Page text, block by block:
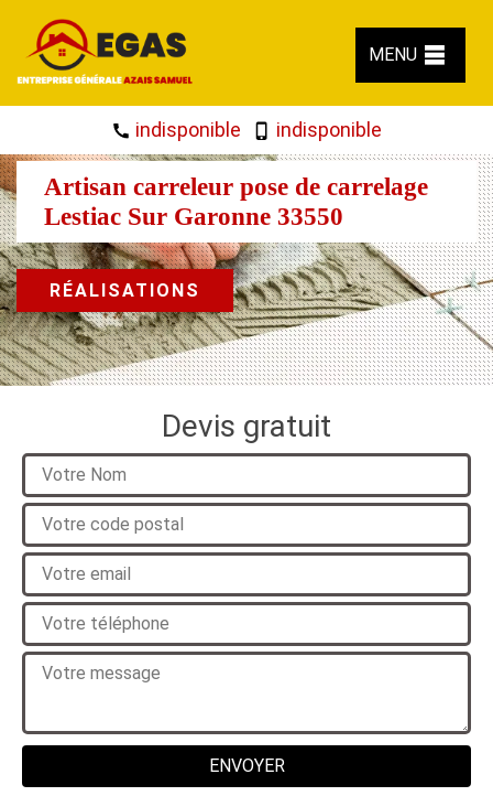
MENU
indisponible indisponible
Artisan carreleur pose de carrelage
Lestiac Sur Garonne 33550
RÉALISATIONS
Devis gratuit